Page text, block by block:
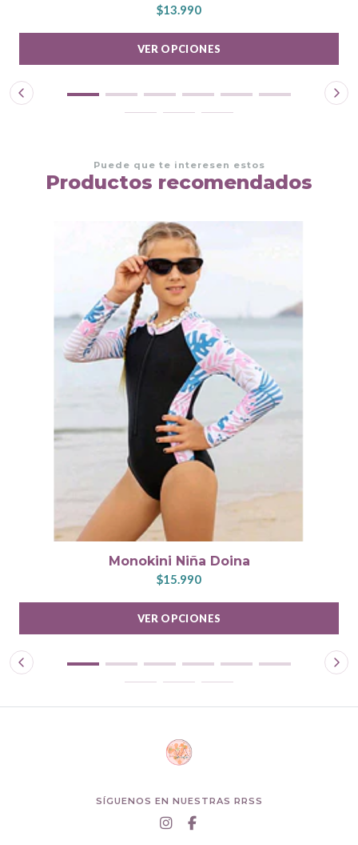
$13.990
VER OPCIONES
Puede que te interesen estos
Productos recomendados
Monokini Niña Doina
$15.990
VER OPCIONES
SÍGUENOS EN NUESTRAS RRSS